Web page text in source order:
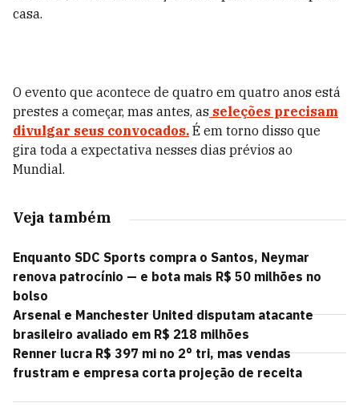
casa.
O evento que acontece de quatro em quatro anos está
prestes a começar, mas antes, as seleções precisam
divulgar seus convocados. É em torno disso que
gira toda a expectativa nesses dias prévios ao
Mundial.
Veja também
Enquanto SDC Sports compra o Santos, Neymar
renova patrocínio — e bota mais R$ 50 milhões no
bolso
Arsenal e Manchester United disputam atacante
brasileiro avaliado em R$ 218 milhões
Renner lucra R$ 397 mi no 2° tri, mas vendas
frustram e empresa corta projeção de receita